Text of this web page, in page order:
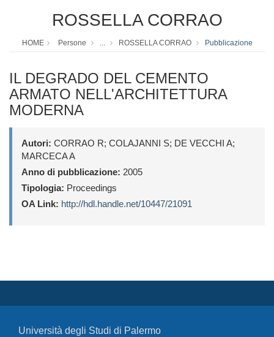
ROSSELLA CORRAO
HOME Persone ... ROSSELLA CORRAO Pubblicazione
IL DEGRADO DEL CEMENTO
ARMATO NELL'ARCHITETTURA
MODERNA
Autori: CORRAO R; COLAJANNI S; DE VECCHI A;
MARCECA A
Anno di pubblicazione: 2005
Tipologia: Proceedings
OA Link: http://hdl.handle.net/10447/21091
Università degli Studi di Palermo